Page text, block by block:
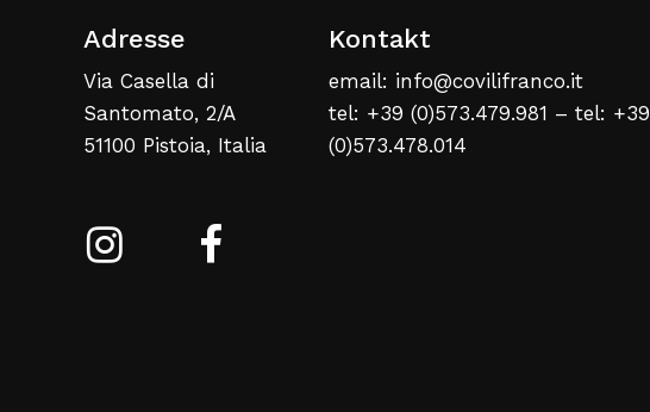
Adresse
Via Casella di
Santomato, 2/A
51100 Pistoia, Italia
Kontakt
email: info@covilifranco.it
tel: +39 (0)573.479.981 – tel: +39
(0)573.478.014